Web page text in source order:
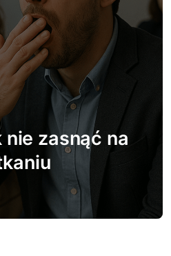
nie zasnąć na